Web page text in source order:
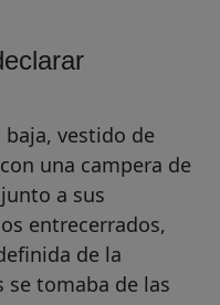
vestido de
una campera de
a sus
entrecerrados,
de la
se tomaba de las